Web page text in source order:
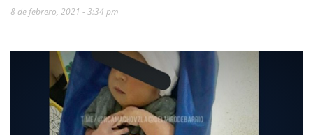
8 de febrero, 2021 - 3:34 pm